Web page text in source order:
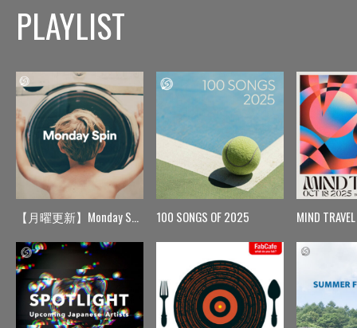
PLAYLIST
【月曜更新】Monday Spin 100 SONGS OF 2025 MIND TRAVEL